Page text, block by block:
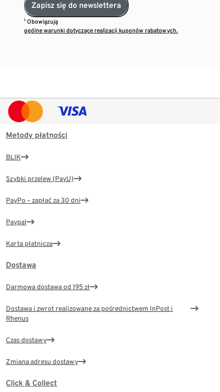
Zapisz się do newslettera
¹ Obowiązują
ogólne warunki dotyczące realizacji kuponów rabatowych.
Metody płatności
BLIK
Szybki przelew (PayU)
PayPo – zapłać za 30 dni
Paypal
Karta płatnicza
Dostawa
Darmowa dostawa od 195 zł
Dostawa i zwrot realizowane za pośrednictwem InPost i
Rhenus
Czas dostawy
Zmiana adresu dostawy
Click & Collect